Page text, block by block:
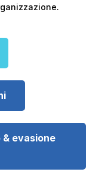
& evasione